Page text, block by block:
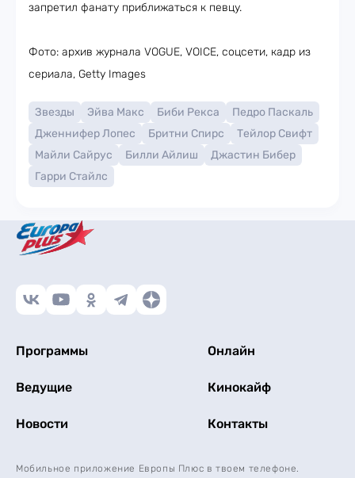
запретил фанату приближаться к певцу.
Фото: архив журнала VOGUE, VOICE, соцсети, кадр из
сериала, Getty Images
Звезды Эйва Макс Биби Рекса
Педро Паскаль
Дженнифер Лопес
Бритни Спирс
Тейлор Свифт
Майли Сайрус
Билли Айлиш
Джастин Бибер
Гарри Стайлс
Программы Онлайн
Ведущие Кинокайф
Новости Контакты
Мобильное приложение Европы Плюс в твоем телефоне.